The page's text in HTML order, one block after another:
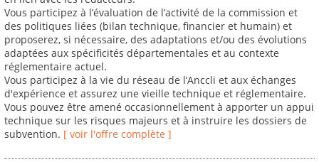
Vous participez à l’évaluation de l’activité de la commission et
des politiques liées (bilan technique, financier et humain) et
proposerez, si nécessaire, des adaptations et/ou des évolutions
adaptées aux spécificités départementales et au contexte
réglementaire actuel.
Vous participez à la vie du réseau de l’Anccli et aux échanges
d'expérience et assurez une vieille technique et réglementaire.
Vous pouvez être amené occasionnellement à apporter un appui
technique sur les risques majeurs et à instruire les dossiers de
subvention. [ voir l'offre complète ]